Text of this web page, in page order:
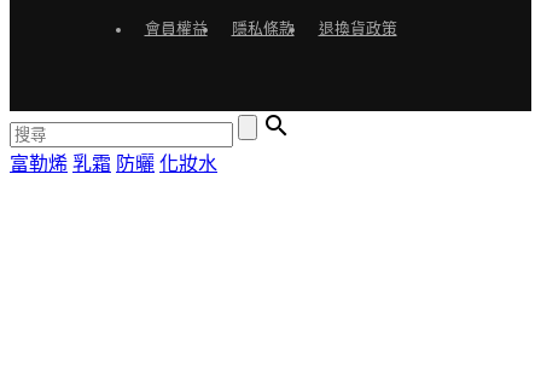
會員權益 隱私條款 退換貨政策

富勒烯 乳霜 防曬 化妝水